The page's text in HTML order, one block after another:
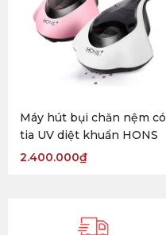
Máy hút bụi chăn nệm có
tia UV diệt khuẩn HONS
2.400.000₫